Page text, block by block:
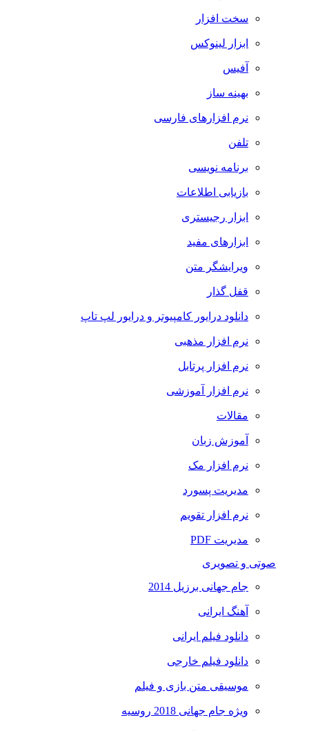
سخت افزار
ابزار لینوکس
آفیس
بهینه ساز
نرم افزارهای فارسی
تلفن
برنامه نویسی
بازیابی اطلاعات
ابزار رجیستری
ابزارهای مفید
ویرایشگر متن
قفل گذار
دانلود درایور کامپیوتر و درایور لپ تاپ
نرم افزار مذهبی
نرم افزار پرتابل
نرم افزار آموزشی
مقالات
آموزش زبان
نرم افزار مک
مدیریت پسورد
نرم افزار تقویم
مدیریت PDF
صوتی و تصویری
جام جهانی برزیل 2014
آهنگ ایرانی
دانلود فیلم ایرانی
دانلود فیلم خارجی
موسیقی متن بازی و فیلم
ویژه جام جهانی 2018 روسیه